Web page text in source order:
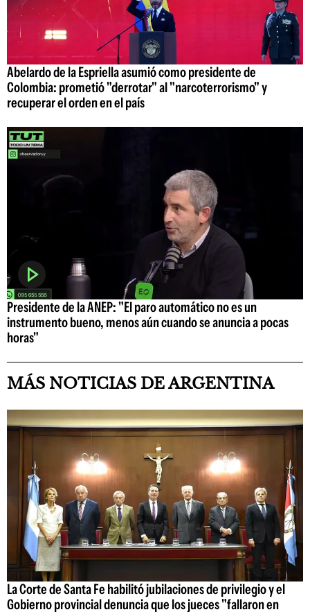
Abelardo de la Espriella asumió como presidente de
Colombia: prometió "derrotar" al "narcoterrorismo" y
recuperar el orden en el país
Presidente de la ANEP: "El paro automático no es un
instrumento bueno, menos aún cuando se anuncia a pocas
horas"
MÁS NOTICIAS DE ARGENTINA
La Corte de Santa Fe habilitó jubilaciones de privilegio y el
Gobierno provincial denuncia que los jueces "fallaron en